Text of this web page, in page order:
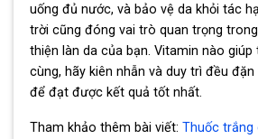
uống đủ nước, và bảo vệ da khỏi tác
trời cũng đóng vai trò quan trọng
thiện làn da của bạn. Vitamin nào giúp
cùng, hãy kiên nhẫn và duy trì đều
để đạt được kết quả tốt nhất.
Tham khảo thêm bài viết: Thuốc trắng